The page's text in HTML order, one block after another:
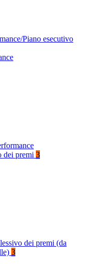
Piano esecutivo
dei premi 3
dei premi (da
3